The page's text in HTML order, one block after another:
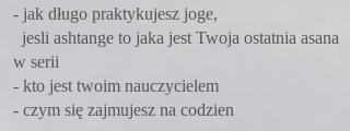
- jak długo praktykujesz joge,
jesli ashtange to jaka jest Twoja ostatnia asana
w serii
- kto jest twoim nauczycielem
- czym się zajmujesz na codzien